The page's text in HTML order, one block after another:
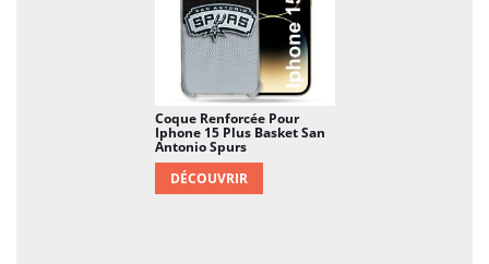
Coque Renforcée Pour
Iphone 15 Plus Basket San
Antonio Spurs
DÉCOUVRIR